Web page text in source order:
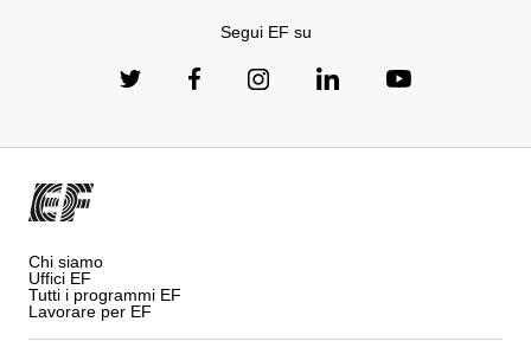
Segui EF su
Chi siamo
Uffici EF
Tutti i programmi EF
Lavorare per EF